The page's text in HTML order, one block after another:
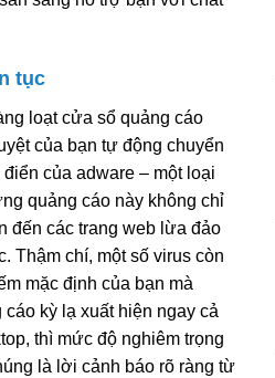
tục
loạt cửa sổ quảng cáo
của bạn tự động chuyển
của adware – một loại
quảng cáo này không chỉ
đến các trang web lừa đảo
Thậm chí, một số virus còn
mặc định của bạn mà
kỳ lạ xuất hiện ngay cả
thì mức độ nghiêm trọng
là lời cảnh báo rõ ràng từ